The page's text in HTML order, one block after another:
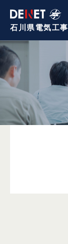
石川県電気工事